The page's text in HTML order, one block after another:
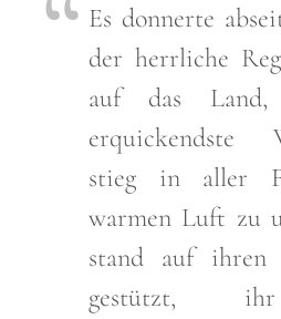
Es donnerte
der herrliche
auf das
erquickendste
stieg in aller
warmen Luft zu
stand auf ihren
gestützt,